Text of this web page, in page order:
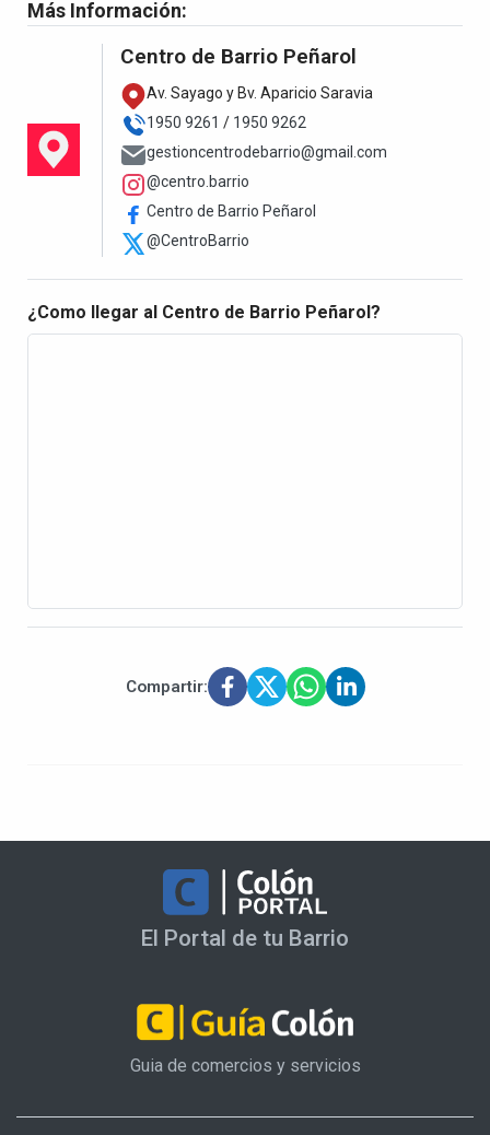
Más Información:
Centro de Barrio Peñarol
Av. Sayago y Bv. Aparicio Saravia
1950 9261 / 1950 9262
gestioncentrodebarrio@gmail.com
@centro.barrio
Centro de Barrio Peñarol
@CentroBarrio
¿Como llegar al Centro de Barrio Peñarol?
Compartir:
El Portal de tu Barrio
Guia de comercios y servicios